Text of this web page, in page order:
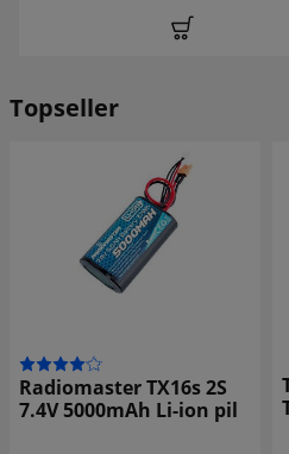
Topseller
Radiomaster TX16s 2S
7.4V 5000mAh Li-ion pil